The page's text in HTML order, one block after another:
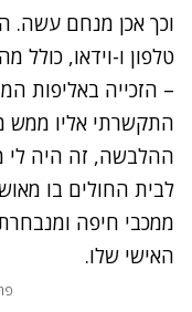
וכך אכן מנחם עשה.
טלפון ו-וידאו,
– הזכייה באליפות
התקשרתי אליו ממש
ההלבשה, זה היה לי
לבית החולים בו
ממכבי חיפה
האישי שלו.